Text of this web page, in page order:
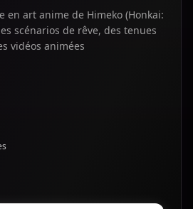
en art anime de Himeko (Honkai:
scénarios de rêve, des tenues
vidéos animées